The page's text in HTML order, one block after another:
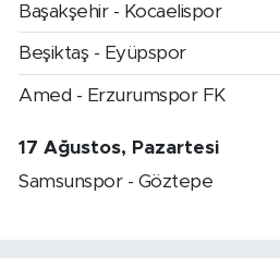
Başakşehir - Kocaelispor
Beşiktaş - Eyüpspor
Amed - Erzurumspor FK
17 Ağustos, Pazartesi
Samsunspor - Göztepe